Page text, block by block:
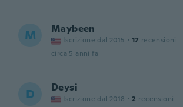
M Maybeen
Iscrizione dal 2015 · 17 recensioni
circa 5 anni fa
D Deysi
Iscrizione dal 2018 · 2 recensioni